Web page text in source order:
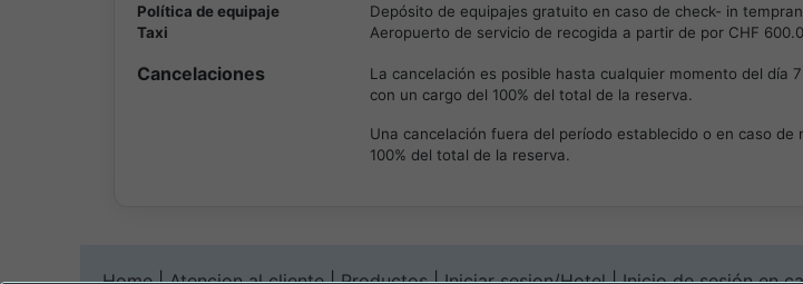
Política de equipaje
Depósito de equipajes gratuito en caso de check- in
Taxi
Aeropuerto de servicio de recogida a partir de por CHF
Cancelaciones
La cancelación es posible hasta cualquier momento del día
con un cargo del 100% del total de la reserva.
Una cancelación fuera del período establecido o en caso de
100% del total de la reserva.